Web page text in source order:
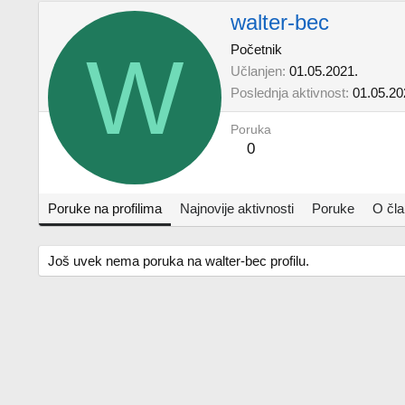
W
walter-bec
Početnik
Učlanjen 01.05.2021.
Poslednja aktivnost
Poruka
0
Poruke na profilima Najnovije aktivnosti Poruke O
Još uvek nema poruka na walter-bec profilu.